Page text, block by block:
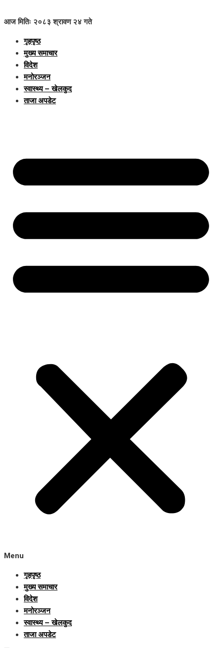
आज मितिः २०८३ श्रावण २४ गते
गृहपृष्ठ
मुख्य समाचार
विदेश
मनोरञ्जन
स्वास्थ्य – खेलकुद
ताजा अपडेट
Menu
गृहपृष्ठ
मुख्य समाचार
विदेश
मनोरञ्जन
स्वास्थ्य – खेलकुद
ताजा अपडेट